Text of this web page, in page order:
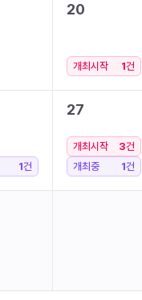
20
개최시작 1건
1건
27
개최시작 3건
개최중
1건